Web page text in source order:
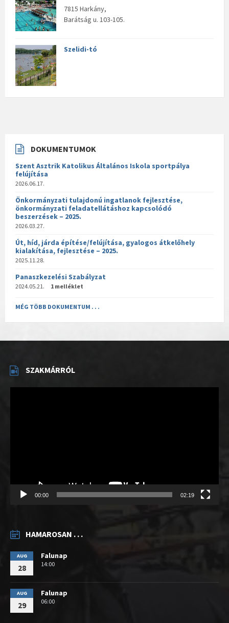
7815 Harkány,
Barátság u. 103-105.
Szelidi-tó
DOKUMENTUMOK
Szent Asztrik Katolikus Általános Iskola sportpálya
felújítása
2026.06.17.
Önkormányzati tulajdonú ingatlanok fejlesztése,
önkormányzati feladatellátáshoz kapcsolódó
beszerzések – 2025.
2026.03.27.
Út, híd, járda építése/felújítása, gyalogos átkelőhely
kialakítása, fejlesztése – 2025.
2025.11.28.
Panaszkezelési Szabályzat
2024.05.21. 1 melléklet
MÉG TÖBB DOKUMENTUM . . .
SZAKMÁRRÓL
00:00 02:19
HAMAROSAN . . .
AUG
28
Falunap
14:00
AUG
29
Falunap
06:00